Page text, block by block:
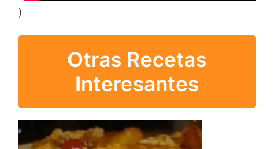
)
Otras Recetas
Interesantes